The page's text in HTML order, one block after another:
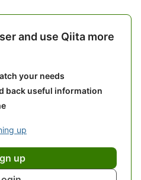
and use Qiita more
your needs
back useful information
up
up